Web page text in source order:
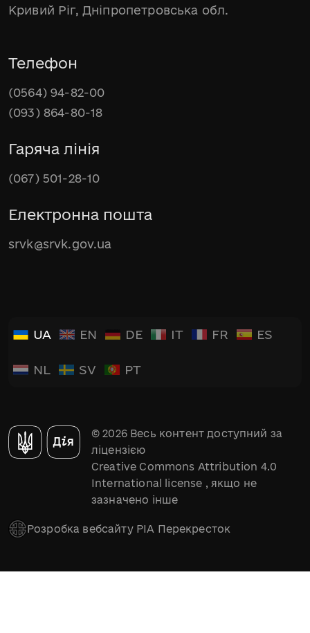
Кривий Ріг, Дніпропетровська обл.
Телефон
(0564) 94-82-00
(093) 864-80-18
Гаряча лінія
(067) 501-28-10
Електронна пошта
srvk@srvk.gov.ua
UA EN DE IT FR ES
NL SV PT
© 2026 Весь контент доступний за
ліцензією
Creative Commons Attribution 4.0
International license , якщо не
зазначено інше
Розробка вебсайту РІА Перекресток